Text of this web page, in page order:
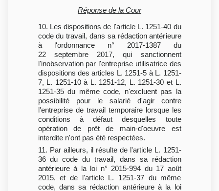
Réponse de la Cour
10. Les dispositions de l'article L. 1251-40 du
code du travail, dans sa rédaction antérieure
à l'ordonnance n° 2017-1387 du
22 septembre 2017, qui sanctionnent
l'inobservation par l'entreprise utilisatrice des
dispositions des articles L. 1251-5 à L. 1251-
7, L. 1251-10 à L. 1251-12, L. 1251-30 et L.
1251-35 du même code, n'excluent pas la
possibilité pour le salarié d'agir contre
l'entreprise de travail temporaire lorsque les
conditions à défaut desquelles toute
opération de prêt de main-d'oeuvre est
interdite n'ont pas été respectées.
11. Par ailleurs, il résulte de l'article L. 1251-
36 du code du travail, dans sa rédaction
antérieure à la loi n° 2015-994 du 17 août
2015, et de l'article L. 1251-37 du même
code, dans sa rédaction antérieure à la loi